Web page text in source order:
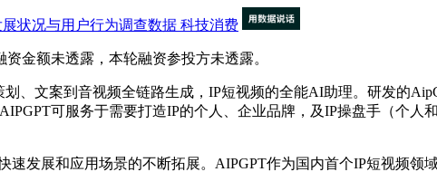
状况与用户行为调查数据 科技消费
金额未透露，本轮融资参投方未透露。
文案到音视频全链路生成，IP短视频的全能AI助理。研发的
可服务于需要打造IP的个人、企业品牌，及IP操盘手（个人
展和应用场景的不断拓展。AIPGPT作为国内首个IP短视频领